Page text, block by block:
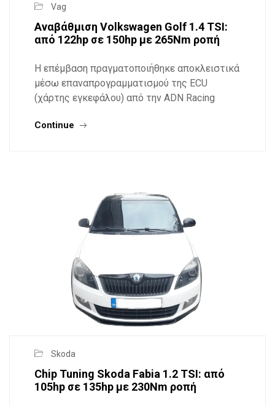
Vag
Αναβάθμιση Volkswagen Golf 1.4 TSI:
από 122hp σε 150hp με 265Nm ροπή
Η επέμβαση πραγματοποιήθηκε αποκλειστικά
μέσω επαναπρογραμματισμού της ECU
(χάρτης εγκεφάλου) από την ADN Racing
Continue
Skoda
Chip Tuning Skoda Fabia 1.2 TSI: από
105hp σε 135hp με 230Nm ροπή